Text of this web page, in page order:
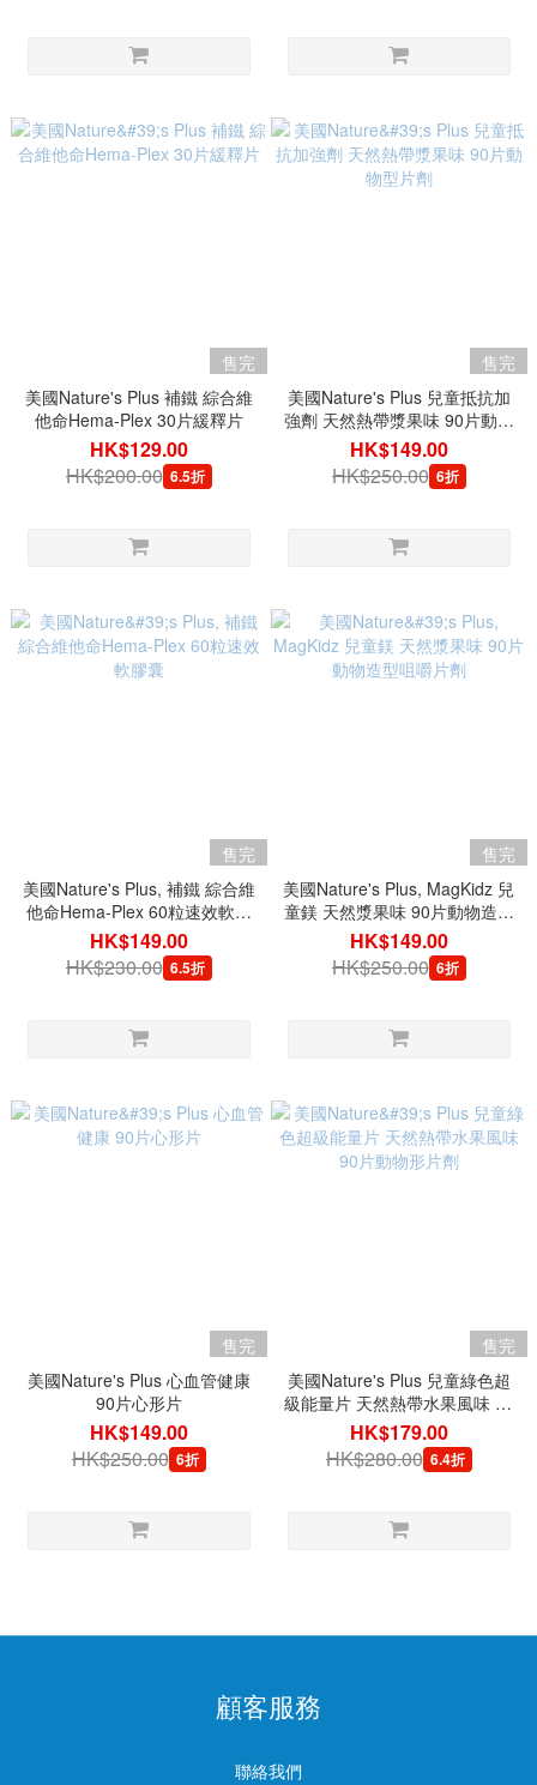
售完
美國Nature's Plus 補鐵 綜合維
他命Hema-Plex 30片緩釋片
HK$129.00
HK$200.00 6.5折
售完
美國Nature's Plus 兒童抵抗加
強劑 天然熱帶漿果味 90片動物
型片劑
HK$149.00
HK$250.00 6折
售完
美國Nature's Plus, 補鐵 綜合維
他命Hema-Plex 60粒速效軟膠
囊
HK$149.00
HK$230.00 6.5折
售完
美國Nature's Plus, MagKidz 兒
童鎂 天然漿果味 90片動物造型
咀嚼片劑
HK$149.00
HK$250.00 6折
售完
美國Nature's Plus 心血管健康
90片心形片
HK$149.00
HK$250.00 6折
售完
美國Nature's Plus 兒童綠色超
級能量片 天然熱帶水果風味 90
片動物形片劑
HK$179.00
HK$280.00 6.4折
顧客服務
聯絡我們